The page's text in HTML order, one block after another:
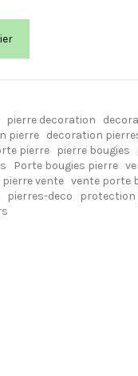
pierre decoration
pierre decoration
pierre pierre bougies
Porte bougies pierre
vente vente porte
pierres-deco protection